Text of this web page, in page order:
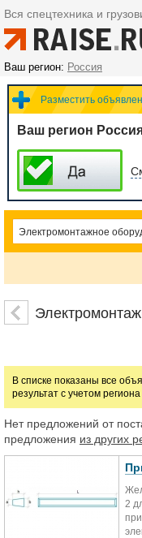
Вся спецтехника и
Ваш регион: Россия
Разместить
Ваш регион
Опоры для ЛЭП
Цена
руб.
В списке показаны все
результат с учетом региона
Нет предложений от
предложения из других
2